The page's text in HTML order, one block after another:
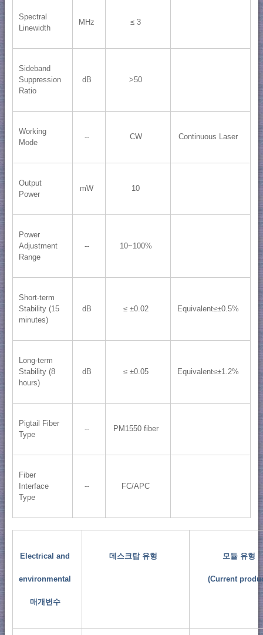
Spectral
Linewidth
MHz ≤ 3
Sideband
Suppression
Ratio
dB >50
Working
Mode
-- CW Continuous Laser
Output
Power
mW 10
Power
Adjustment
Range
-- 10~100%
Short-term
Stability (15
minutes)
dB ≤ ±0.02 Equivalent≤±0.5%
Long-term
Stability (8
hours)
dB ≤ ±0.05 Equivalent≤±1.2%
Pigtail Fiber
Type
-- PM1550 fiber
Fiber
Interface
Type
-- FC/APC
Electrical and
environmental
매개변수
데스크탑 유형 모듈 유형
(Current